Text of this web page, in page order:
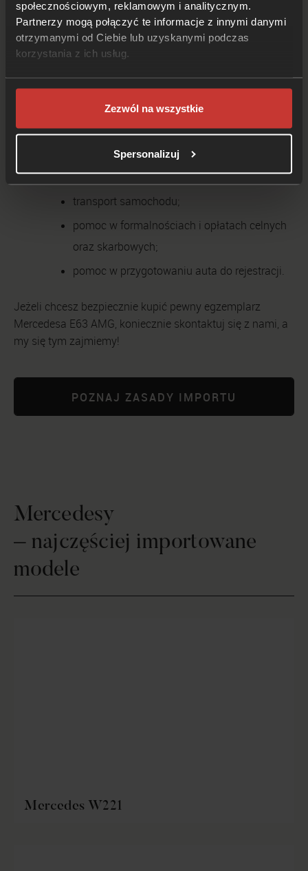
społecznościowym, reklamowym i analitycznym.
Partnerzy mogą połączyć te informacje z innymi danymi
otrzymanymi od Ciebie lub uzyskanymi podczas
korzystania z ich usług.
Zezwól na wszystkie
Spersonalizuj
Sakura Motors. Zaufały nam już setki klientów, a teraz ty
możesz dołączyć do ich grona i cieszyć się Mercedesem
E63 AMG z Japonii. Zadzwoń, umów się na spotkanie i
opowiedz o swoich oczekiwaniach. Już na starcie
przedstawimy ci przybliżony koszt sprowadzenia auta z
Usługi Sakura Motors obejmują:
wyszukanie auta, weryfikację oferty, udział w
licytacji;
transport samochodu;
pomoc w formalnościach i opłatach celnych
oraz skarbowych;
pomoc w przygotowaniu auta do rejestracji.
Jeżeli chcesz bezpiecznie kupić pewny egzemplarz
Mercedesa E63 AMG, koniecznie skontaktuj się z nami, a
my się tym zajmiemy!
POZNAJ ZASADY IMPORTU
Mercedesy
– najczęściej importowane
modele
Mercedes W221